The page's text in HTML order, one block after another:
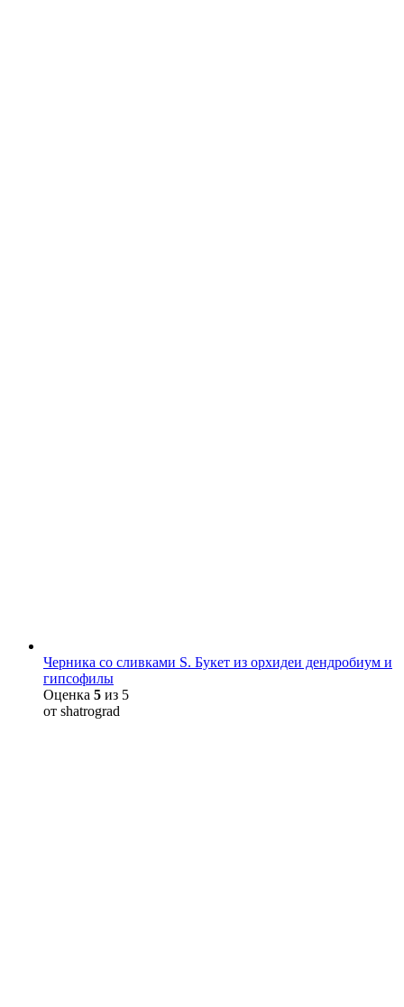
Черника со сливками S. Букет из орхидеи дендробиум и
гипсофилы
Оценка 5 из 5
от shatrograd